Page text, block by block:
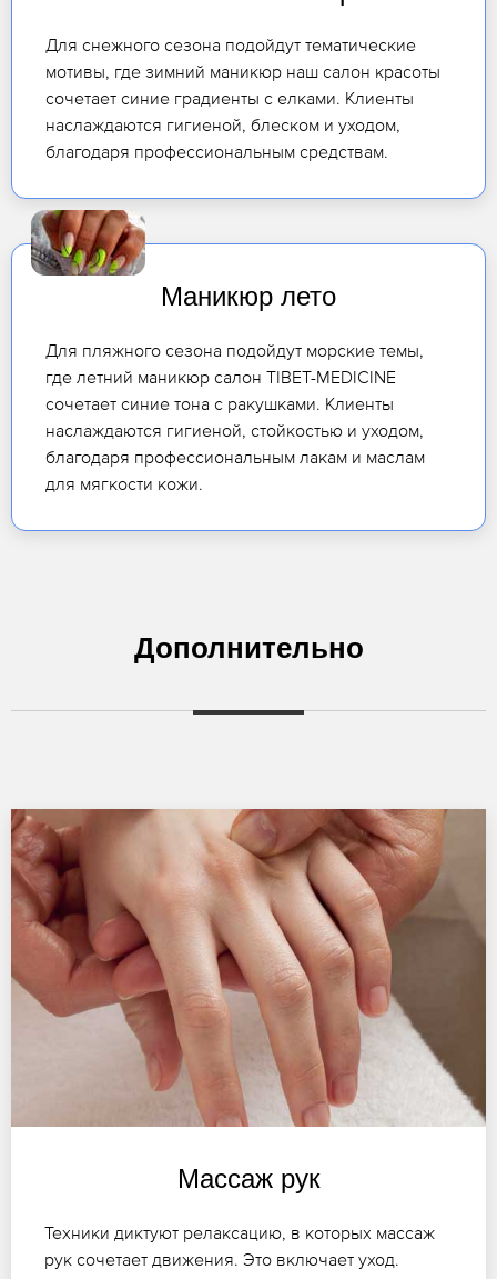
Для снежного сезона подойдут тематические
мотивы, где зимний маникюр наш салон красоты
сочетает синие градиенты с елками. Клиенты
наслаждаются гигиеной, блеском и уходом,
благодаря профессиональным средствам.
Маникюр лето
Для пляжного сезона подойдут морские темы,
где летний маникюр салон TIBET-MEDICINE
сочетает синие тона с ракушками. Клиенты
наслаждаются гигиеной, стойкостью и уходом,
благодаря профессиональным лакам и маслам
для мягкости кожи.
Дополнительно
Массаж рук
Техники диктуют релаксацию, в которых массаж
рук сочетает движения. Это включает уход.